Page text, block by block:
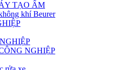
TẠO ẨM
khí Beurer
NGHIỆP